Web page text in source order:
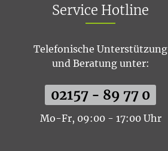
Service Hotline
Telefonische Unterstützung
und Beratung unter:
02157 - 89 77 0
Mo-Fr, 09:00 - 17:00 Uhr